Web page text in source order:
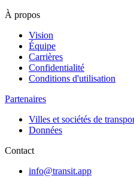
À propos
Vision
Équipe
Carrières
Confidentialité
Conditions d'utilisation
Partenaires
Villes et sociétés de
Données
Contact
info@transit.app